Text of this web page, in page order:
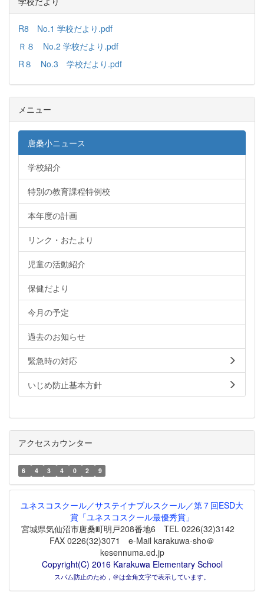
R8 No.1 学校だより.pdf
Ｒ８ No.2 学校だより.pdf
R８ No.3 学校だより.pdf
メニュー
唐桑小ニュース
学校紹介
特別の教育課程特例校
本年度の計画
リンク・おたより
児童の活動紹介
保健だより
今月の予定
過去のお知らせ
緊急時の対応
いじめ防止基本方針
アクセスカウンター
6 4 3 4 0 2 9
ユネスコスクール／サステイナブルスクール／第７回ESD大
賞「ユネスコスクール最優秀賞」
宮城県気仙沼市唐桑町明戸208番地6 TEL 0226(32)3142
FAX 0226(32)3071 e-Mail karakuwa-sho＠
kesennuma.ed.jp
Copyright(C) 2016 Karakuwa Elementary School
スパム防止のため，＠は全角文字で表示しています。